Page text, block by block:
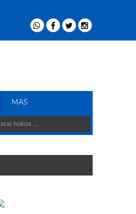
MAS